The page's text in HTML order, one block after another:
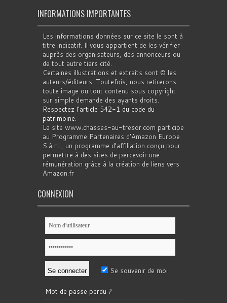
INFORMATIONS IMPORTANTES
Les informations données sur ce site le sont à
titre indicatif. Il vous appartient de les vérifier
auprès des organisateurs, des annonceurs ou
de tout autre tiers cité.
Certaines illustrations et extraits sont © les
auteurs/éditeurs. Toutefois, nous retirerons
toute image ou tout contenu sous copyright
sur simple demande des ayants droits.
Respectez l'article 542-1 du code du
patrimoine
Le site www.chasses-au-tresor.com participe
au Programme Partenaires d’Amazon Europe
S.à r.l., un programme d’affiliation conçu pour
permettre à des sites de percevoir une
rémunération grâce à la création de liens vers
Amazon.fr
CONNEXION
Se souvenir de moi
Mot de passe perdu ?